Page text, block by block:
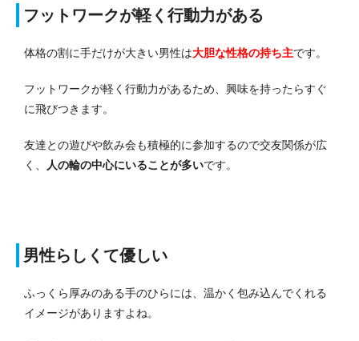
フットワークが軽く行動力がある
体格の割に手だけが大きい男性は大胆な性格の持ち主です。
フットワークが軽く行動力があるため、興味を持ったらすぐ
に飛びつきます。
友達との遊びや飲み会も積極的に参加するので交友関係が広
く、
人の輪の中心にいることが多いです。
男性らしくて優しい
ふっくら厚みのある手のひらには、温かく包み込んでくれる
イメージがありますよね。